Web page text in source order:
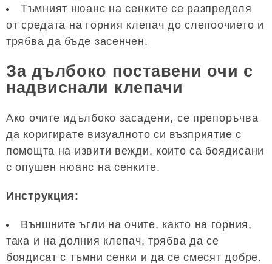
Тъмният нюанс на сенките се разпределя
от средата на горния клепач до слепоочието и
трябва да бъде засенчен.
За дълбоко поставени очи с
надвиснали клепачи
Ако очите идълбоко засадени, се препоръчва
да коригирате визуалното си възприятие с
помощта на извити вежди, които са боядисани
с опушен нюанс на сенките.
Инструкция:
Външните ъгли на очите, както на горния,
така и на долния клепач, трябва да се
боядисат с тъмни сенки и да се смесят добре.